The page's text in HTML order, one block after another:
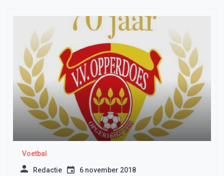
Voetbal
Redactie 6 november 2018